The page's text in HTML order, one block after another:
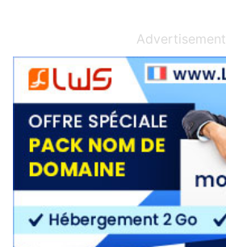
Advertisement